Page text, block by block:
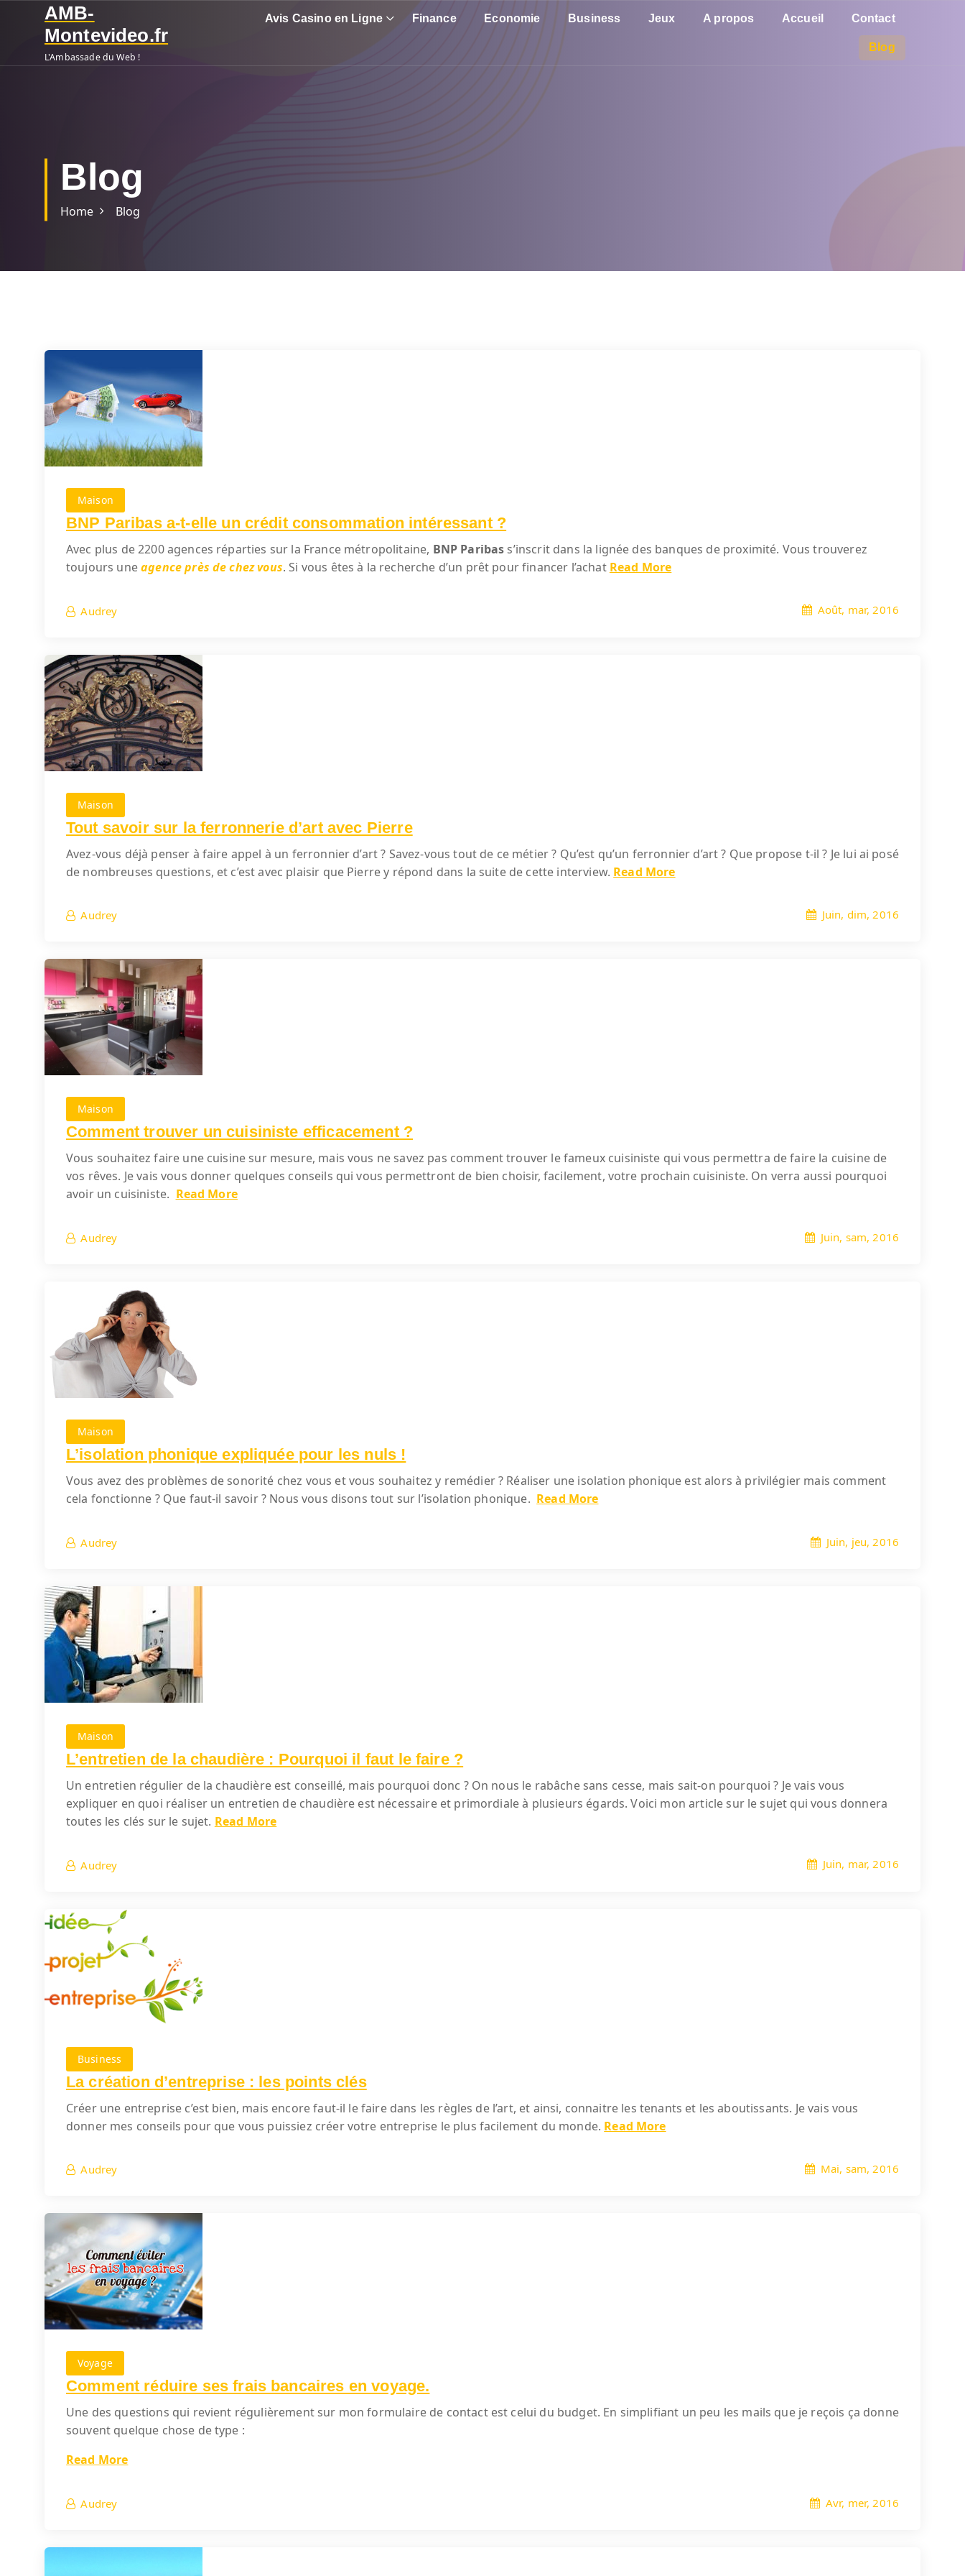
p
AMB-
Montevideo.fr
L'Ambassade du Web !
Avis Casino en Ligne Finance Economie Business Jeux A propos Accueil Contact
Blog
Blog
Home Blog
Maison
BNP Paribas a-t-elle un crédit consommation intéressant ?
Avec plus de 2200 agences réparties sur la France métropolitaine, BNP Paribas s’inscrit dans la lignée des banques de proximité. Vous trouverez
toujours uneagence près de chez vous. Si vous êtes à la recherche d’un prêt pour financer l’achat Read More
Audrey Août, mar, 2016
Maison
Tout savoir sur la ferronnerie d’art avec Pierre
Avez-vous déjà penser à faire appel à un ferronnier d’art ? Savez-vous tout de ce métier ? Qu’est qu’un ferronnier d’art ? Que propose t-il ? Je lui ai posé
de nombreuses questions, et c’est avec plaisir que Pierre y répond dans la suite de cette interview. Read More
Audrey Juin, dim, 2016
Maison
Comment trouver un cuisiniste efficacement ?
Vous souhaitez faire une cuisine sur mesure, mais vous ne savez pas comment trouver le fameux cuisiniste qui vous permettra de faire la cuisine de
vos rêves. Je vais vous donner quelques conseils qui vous permettront de bien choisir, facilement, votre prochain cuisiniste. On verra aussi pourquoi
avoir un cuisiniste. Read More
Audrey Juin, sam, 2016
Maison
L’isolation phonique expliquée pour les nuls !
Vous avez des problèmes de sonorité chez vous et vous souhaitez y remédier ? Réaliser une isolation phonique est alors à privilégier mais comment
cela fonctionne ? Que faut-il savoir ? Nous vous disons tout sur l’isolation phonique. Read More
Audrey Juin, jeu, 2016
Maison
L’entretien de la chaudière : Pourquoi il faut le faire ?
Un entretien régulier de la chaudière est conseillé, mais pourquoi donc ? On nous le rabâche sans cesse, mais sait-on pourquoi ? Je vais vous
expliquer en quoi réaliser un entretien de chaudière est nécessaire et primordiale à plusieurs égards. Voici mon article sur le sujet qui vous donnera
toutes les clés sur le sujet. Read More
Audrey Juin, mar, 2016
Business
La création d’entreprise : les points clés
Créer une entreprise c’est bien, mais encore faut-il le faire dans les règles de l’art, et ainsi, connaitre les tenants et les aboutissants. Je vais vous
donner mes conseils pour que vous puissiez créer votre entreprise le plus facilement du monde. Read More
Audrey Mai, sam, 2016
Voyage
Comment réduire ses frais bancaires en voyage.
Une des questions qui revient régulièrement sur mon formulaire de contact est celui du budget. En simplifiant un peu les mails que je reçois ça donne
souvent quelque chose de type :
Read More
Audrey Avr, mer, 2016